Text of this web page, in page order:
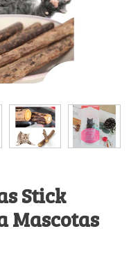
Stick
Mascotas